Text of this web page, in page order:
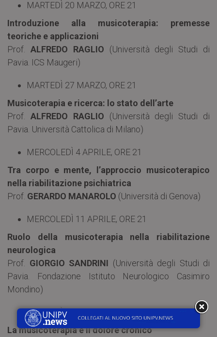
MARTEDÌ 20 MARZO, ORE 21
Introduzione alla musicoterapia: premesse
teoriche e applicazioni
Prof. ALFREDO RAGLIO (Università degli Studi di
Pavia. ICS Maugeri)
MARTEDÌ 27 MARZO, ORE 21
Musicoterapia e ricerca: lo stato dell’arte
Prof. ALFREDO RAGLIO (Università degli Studi di
Pavia. Università Cattolica di Milano)
MERCOLEDÌ 4 APRILE, ORE 21
Tra corpo e mente, l’approccio musicoterapico
nella riabilitazione psichiatrica
Prof. GERARDO MANAROLO (Università di Genova)
MERCOLEDÌ 11 APRILE, ORE 21
Ruolo della musicoterapia nella riabilitazione
neurologica
Prof. GIORGIO SANDRINI (Università degli Studi di
Pavia. Fondazione Istituto Neurologico Casimiro
Mondino)
MARTEDÌ 17 APRILE, ORE 21
La musicoterapia e il dolore cronico